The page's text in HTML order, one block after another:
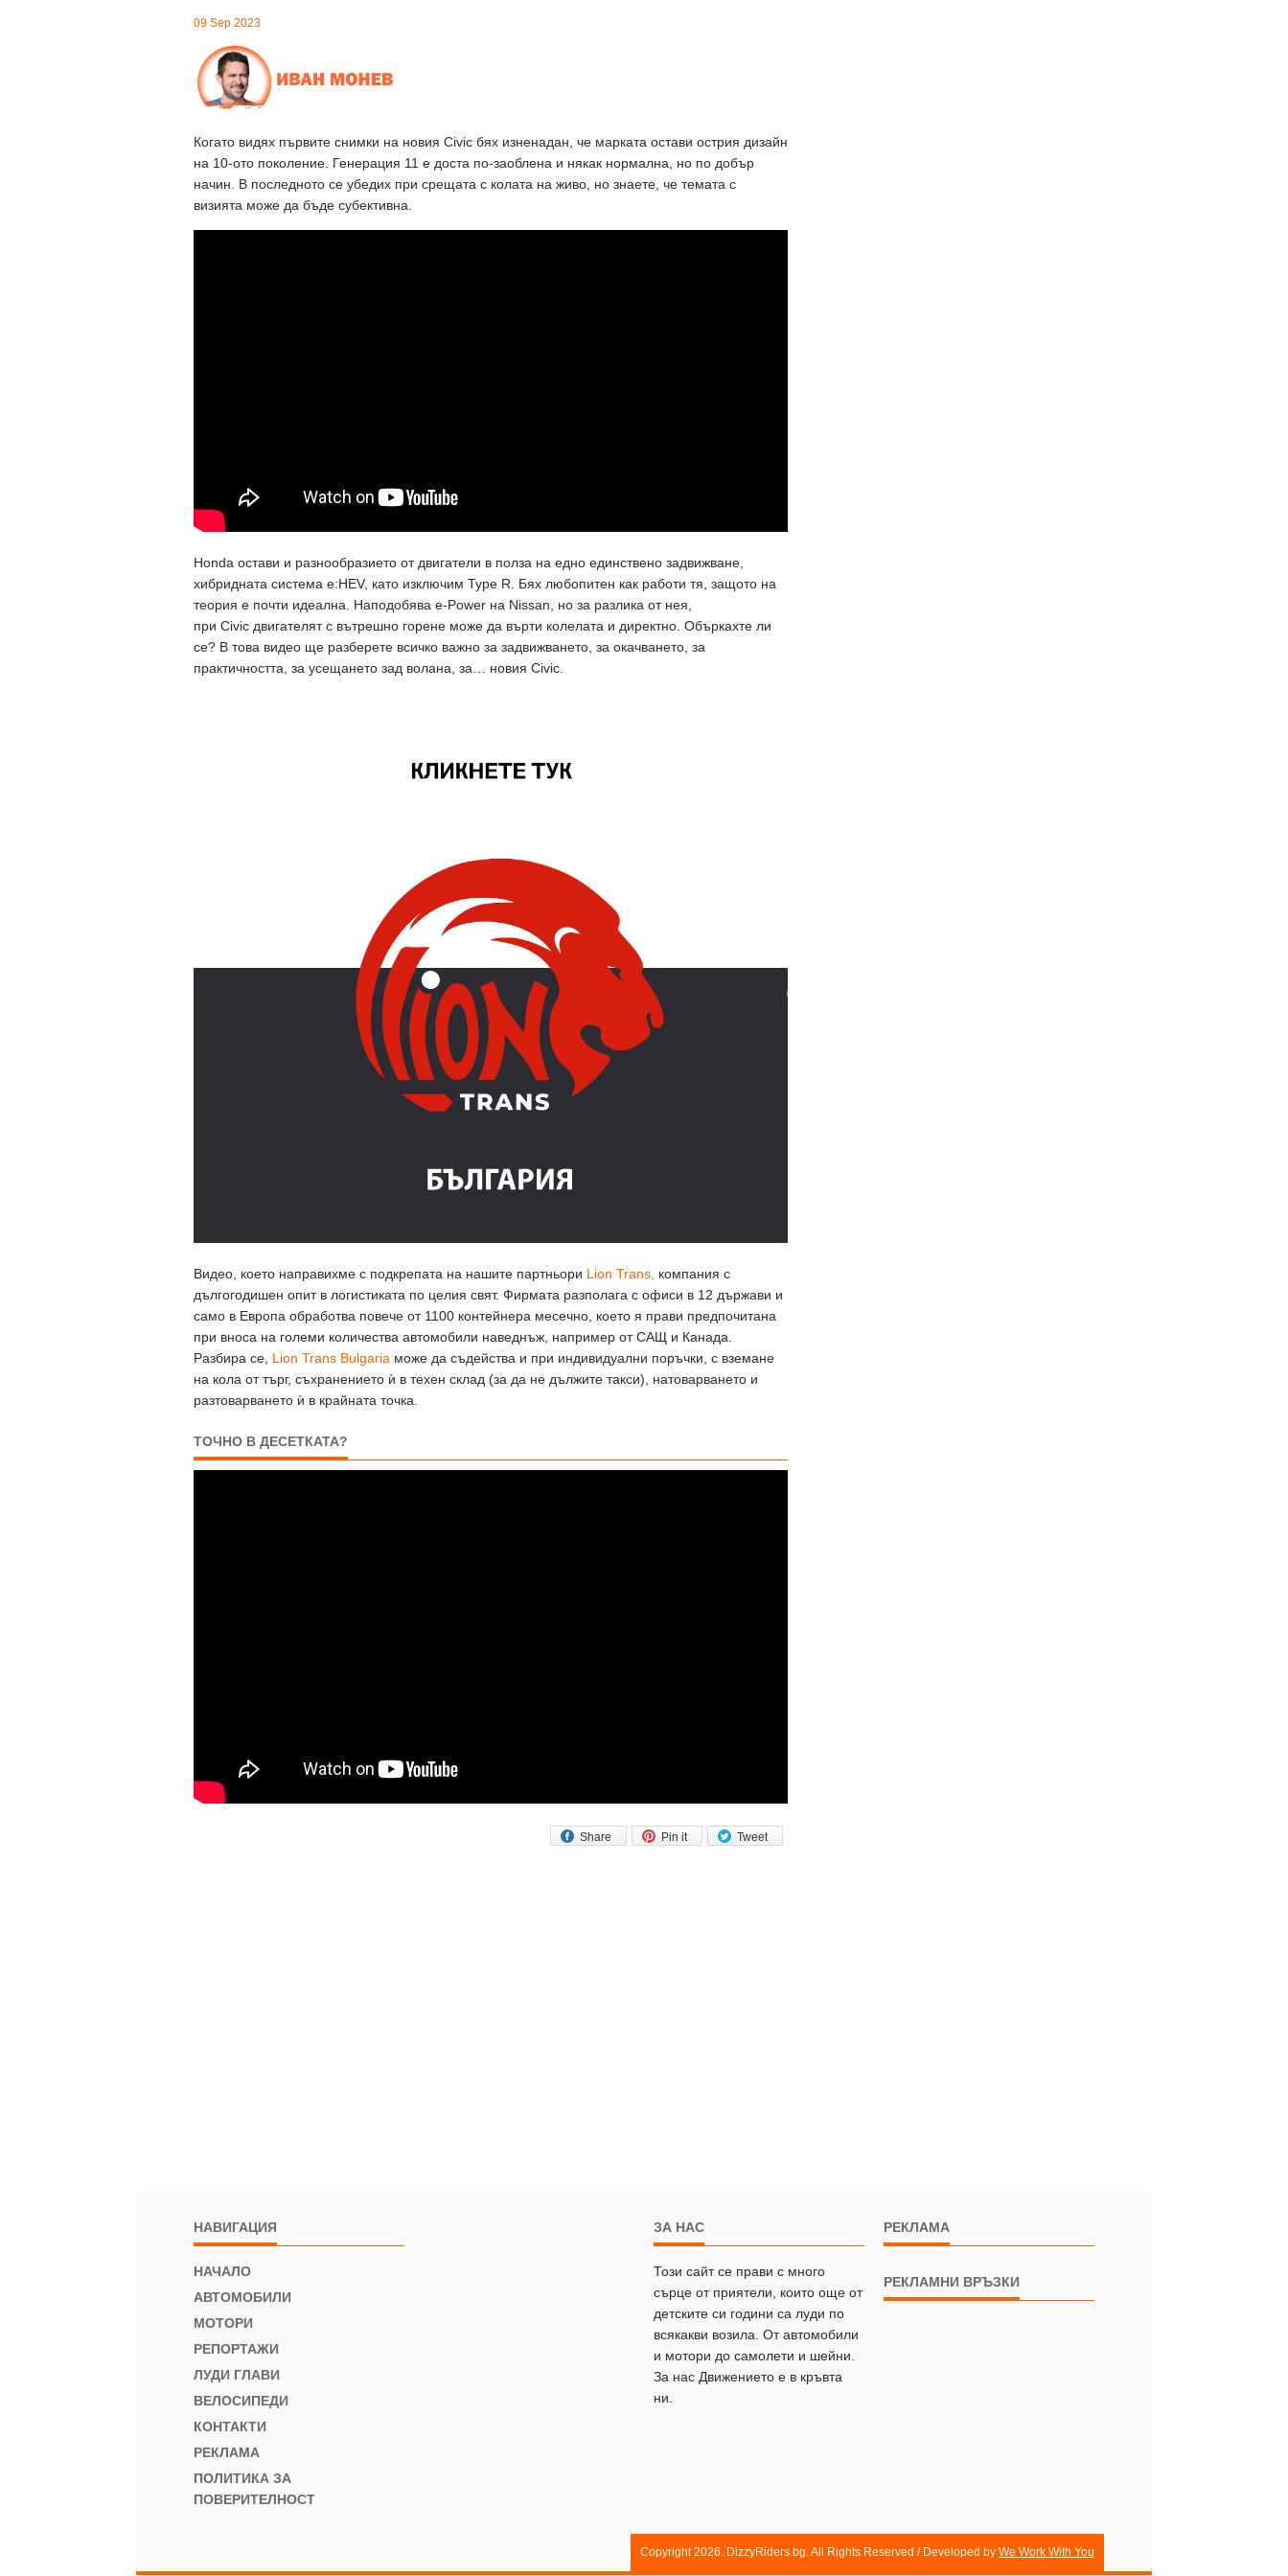
09 Sep 2023
Когато видях първите снимки на новия Civic бях изненадан, че марката остави острия дизайн
на 10-ото поколение. Генерация 11 е доста по-заоблена и някак нормална, но по добър
начин. В последното се убедих при срещата с колата на живо, но знаете, че темата с
визията може да бъде субективна.
Honda остави и разнообразието от двигатели в полза на едно единствено задвижване,
хибридната система e:HEV, като изключим Type R. Бях любопитен как работи тя, защото на
теория е почти идеална. Наподобява е-Power на Nissan, но за разлика от нея,
при Civic двигателят с вътрешно горене може да върти колелата и директно. Объркахте ли
се? В това видео ще разберете всичко важно за задвижването, за окачването, за
практичността, за усещането зад волана, за… новия Civic.
Видео, което направихме с подкрепата на нашите партньори Lion Trans, компания с
дългогодишен опит в логистиката по целия свят. Фирмата разполага с офиси в 12 държави и
само в Европа обработва повече от 1100 контейнера месечно, което я прави предпочитана
при вноса на големи количества автомобили наведнъж, например от САЩ и Канада.
Разбира се, Lion Trans Bulgaria може да съдейства и при индивидуални поръчки, с вземане
на кола от търг, съхранението ѝ в техен склад (за да не дължите такси), натоварването и
разтоварването ѝ в крайната точка.
ТОЧНО В ДЕСЕТКАТА?
Tweet
Pin it
Share
НАВИГАЦИЯ
НАЧАЛО
АВТОМОБИЛИ
МОТОРИ
РЕПОРТАЖИ
ЛУДИ ГЛАВИ
ВЕЛОСИПЕДИ
КОНТАКТИ
РЕКЛАМА
ПОЛИТИКА ЗА
ПОВЕРИТЕЛНОСТ
ЗА НАС
Този сайт се прави с много
сърце от приятели, които още от
детските си години са луди по
всякакви возила. От автомобили
и мотори до самолети и шейни.
За нас Движението е в кръвта
ни.
РЕКЛАМА
РЕКЛАМНИ ВРЪЗКИ
Copyright 2026. DizzyRiders.bg. All Rights Reserved / Developed by We Work With You